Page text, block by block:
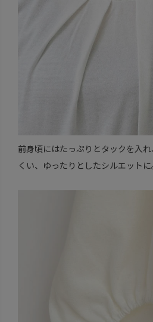
前身頃にはたっぷりとタックを入
くい、ゆったりとしたシルエットに